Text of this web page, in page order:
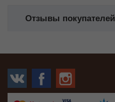
Отзывы покупателей